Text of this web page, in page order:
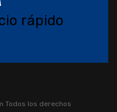
rápido
Todos los derechos